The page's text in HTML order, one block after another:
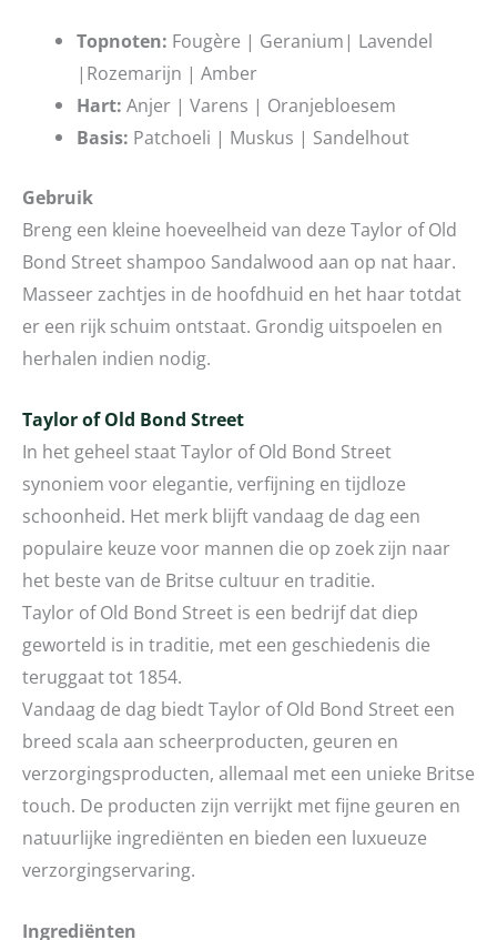
Topnoten: Fougère | Geranium| Lavendel
|Rozemarijn | Amber
Hart: Anjer | Varens | Oranjebloesem
Basis: Patchoeli | Muskus | Sandelhout
Gebruik
Breng een kleine hoeveelheid van deze Taylor of Old
Bond Street shampoo Sandalwood aan op nat haar.
Masseer zachtjes in de hoofdhuid en het haar totdat
er een rijk schuim ontstaat. Grondig uitspoelen en
herhalen indien nodig.
Taylor of Old Bond Street
In het geheel staat Taylor of Old Bond Street
synoniem voor elegantie, verfijning en tijdloze
schoonheid. Het merk blijft vandaag de dag een
populaire keuze voor mannen die op zoek zijn naar
het beste van de Britse cultuur en traditie.
Taylor of Old Bond Street is een bedrijf dat diep
geworteld is in traditie, met een geschiedenis die
teruggaat tot 1854.
Vandaag de dag biedt Taylor of Old Bond Street een
breed scala aan scheerproducten, geuren en
verzorgingsproducten, allemaal met een unieke Britse
touch. De producten zijn verrijkt met fijne geuren en
natuurlijke ingrediënten en bieden een luxueuze
verzorgingservaring.
Ingrediënten